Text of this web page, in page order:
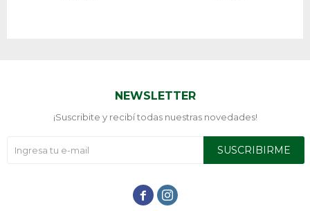
NEWSLETTER
¡Suscribite y recibí todas nuestras novedades!
SUSCRIBIRME
 